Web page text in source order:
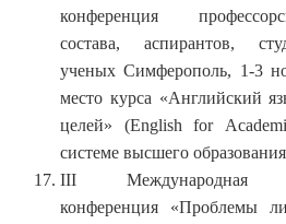
конференция
состава, аспирантов,
ученых Симферополь, 1-3
место курса «Английский
целей» (English for
системе высшего образования
III Международная
конференция «Проблемы